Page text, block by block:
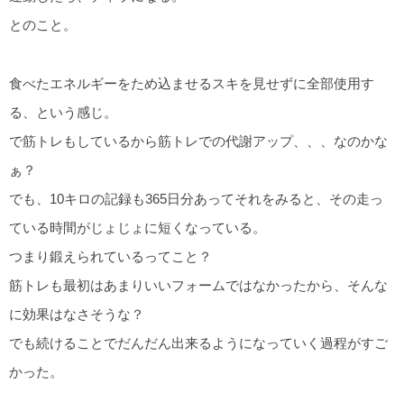
とのこと。
食べたエネルギーをため込ませるスキを見せずに全部使用す
る、という感じ。
で筋トレもしているから筋トレでの代謝アップ、、、なのかな
ぁ？
でも、10キロの記録も365日分あってそれをみると、その走っ
ている時間がじょじょに短くなっている。
つまり鍛えられているってこと？
筋トレも最初はあまりいいフォームではなかったから、そんな
に効果はなさそうな？
でも続けることでだんだん出来るようになっていく過程がすご
かった。